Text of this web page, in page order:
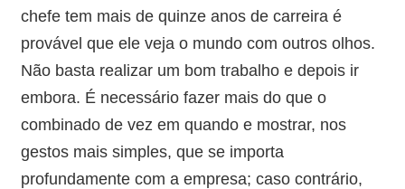
chefe tem mais de quinze anos de carreira é
provável que ele veja o mundo com outros olhos.
Não basta realizar um bom trabalho e depois ir
embora. É necessário fazer mais do que o
combinado de vez em quando e mostrar, nos
gestos mais simples, que se importa
profundamente com a empresa; caso contrário,